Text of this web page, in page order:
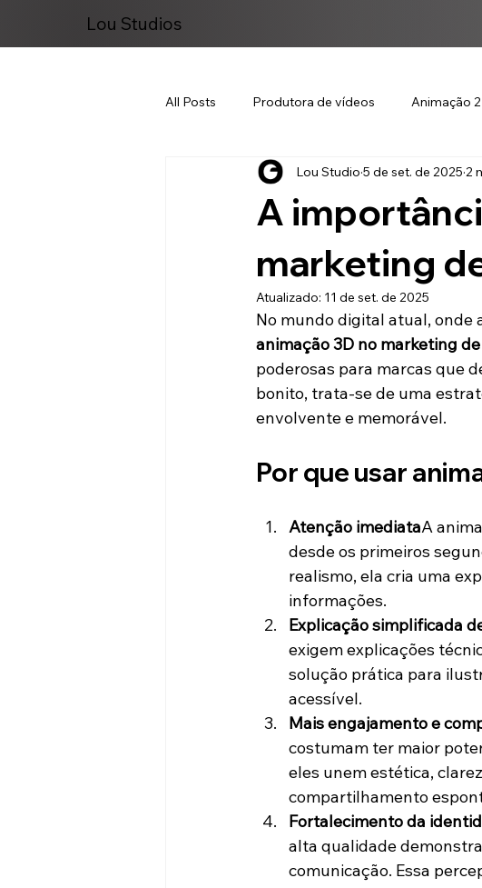
Lou Studios
All Posts Produtora de vídeos Animação
Marketing Digital
A
marketing
Lou Studio 5 de set. de 2025 2
Atualizado: 11 de set. de 2025
No mundo digital atual, onde
animação 3D no marketing
poderosas para marcas que
bonito, trata-se de uma
envolvente e memorável.
Por que usar
Atenção imediataA
desde os primeiros
realismo, ela cria uma
informações.
Explicação simplificada
exigem explicações
solução prática para
acessível.
Mais engajamento e
costumam ter maior
eles unem estética,
compartilhamento
Fortalecimento da
alta qualidade
comunicação. Essa